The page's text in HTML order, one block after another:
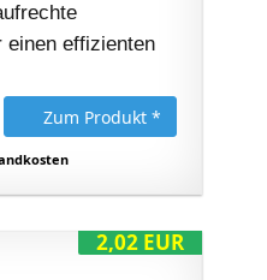
einen effizienten
Zum Produkt *
2,02 EUR